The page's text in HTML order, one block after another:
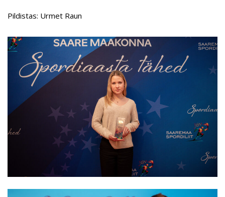
Pildistas: Urmet Raun